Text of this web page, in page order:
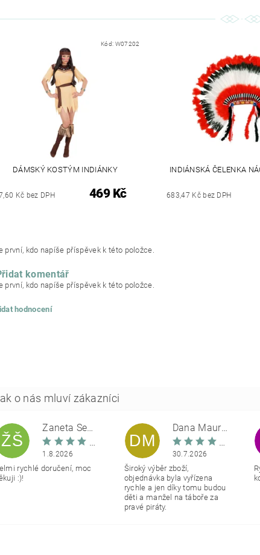
Kód: W07202
DÁMSKÝ KOSTÝM INDIÁNKY
Kč bez DPH 469 Kč
INDIÁNSKÁ ČELENKA
683,47 Kč bez DPH
první, kdo napíše příspěvek k této položce.
komentář
první, kdo napíše příspěvek k této položce.
hodnocení
ŽŠ
Žaneta Šemberová
1.8.2026
rychlé doručení, moc
:)!
DM
Dana Maurerová
30.7.2026
Široký výběr zboží,
objednávka byla vyřízena
rychle a jen díky tomu budou
děti a manžel na táboře za
pravé piráty.